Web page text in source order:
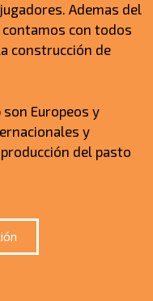
Ademas del
con todos
construcción de
son Europeos y
y
del pasto